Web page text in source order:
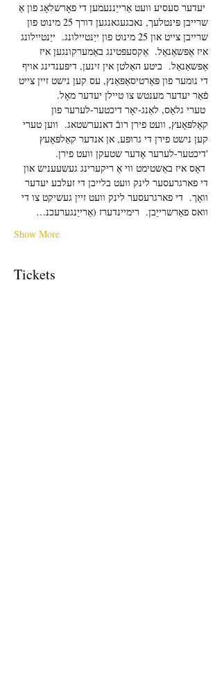
יעדער סעסיע וועט אַרייַננעמען די פאָרשלאָג פון אַ
שרייבן פּינטלעך, נאכגעגאנגען דורך 25 מינוט פון
שרייבן צייט און 25 מינוט פון ייַנטיילונג.  ייַנטיילונג
איז אַפּשאַנאַל.  אַקסעפּטינג באַמערקונגען איז
אַפּשאַנאַל.  ביטע האַלטן אין זינען, דיפּענדינג אויף
די נומער פון פּאַרטיסאַפּאַנץ, עס קען נישט זיין צייט
פֿאַר יעדער מענטש צו טיילן יעדער מאָל.
טערי גלאַס, לאַנג-יאָר דיכטער-לערער פון
קאַלפּאָעץ, וועט פירן רובֿ דאנערשטאג.  ווען טערי
קען נישט פירן די גרופּע, אן אנדער קאַלפּאָעץ
'דיכטער-לערער אָדער שטעקן וועט פירן.
דאָס איז באַשטימט ווי אַ ריקערינג געשעעניש און
די פארגרעסער לינק וועט בלייבן די זעלבע יעדער
וואָך.  די פארגרעסער לינק וועט זיין געשיקט צו די
וואס פאַרשרייַבן.  רימיינדערז (אַרייַנגערעכנ…
Show More
Tickets